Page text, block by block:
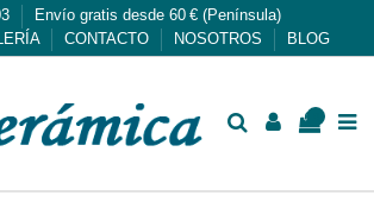
Envío gratis desde 60 € (Península)
CONTACTO NOSOTROS BLOG